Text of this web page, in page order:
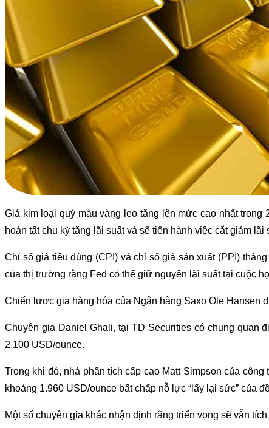
Giá kim loại quý màu vàng leo tăng lên mức cao nhất
hoàn tất chu kỳ tăng lãi suất và sẽ tiến hành việc cắt giảm
Chỉ số giá tiêu dùng (CPI) và chỉ số giá sản xuất (PPI)
của thị trường rằng Fed có thể giữ nguyên lãi suất tại cuộc
Chiến lược gia hàng hóa của Ngân hàng Saxo Ole Hansen
Chuyên gia Daniel Ghali, tại TD Securities có chung quan
2.100 USD/ounce.
Trong khi đó, nhà phân tích cấp cao Matt Simpson của
khoảng 1.960 USD/ounce bất chấp nỗ lực “lấy lại sức” của
Một số chuyên gia khác nhận định rằng triển vọng sẽ vẫn